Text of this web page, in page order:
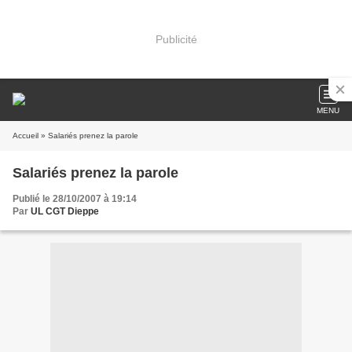
Publicité
MENU
Accueil » Salariés prenez la parole
Salariés prenez la parole
Publié le 28/10/2007 à 19:14
Par UL CGT Dieppe